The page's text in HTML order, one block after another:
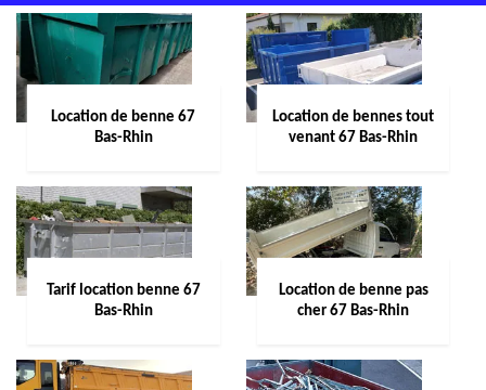
Location de benne 67
Bas-Rhin
Location de bennes tout
venant 67 Bas-Rhin
Tarif location benne 67
Bas-Rhin
Location de benne pas
cher 67 Bas-Rhin